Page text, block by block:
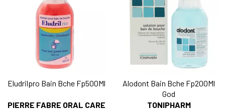
Eludrilpro Bain Bche Fp500Ml
PIERRE FABRE ORAL CARE
Alodont Bain Bche Fp200Ml
God
TONIPHARM